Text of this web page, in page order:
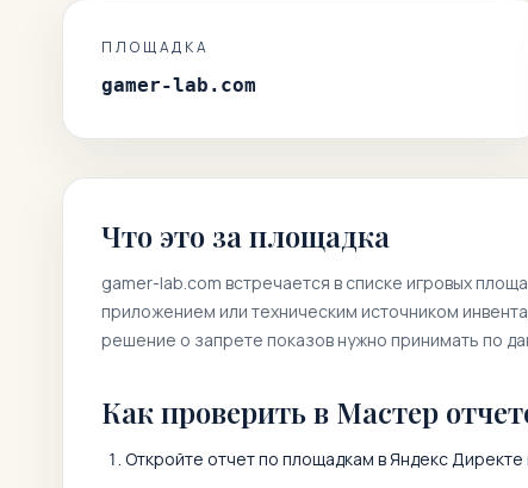
ПЛОЩАДКА
gamer-lab.com
Что это за площадка
gamer-lab.com встречается в списке игровых
приложением или техническим источником
решение о запрете показов нужно принимать по
Как проверить в Мастер
Откройте отчет по площадкам в Яндекс Директе